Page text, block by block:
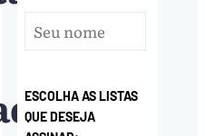
ESCOLHA AS LISTAS
QUE DESEJA